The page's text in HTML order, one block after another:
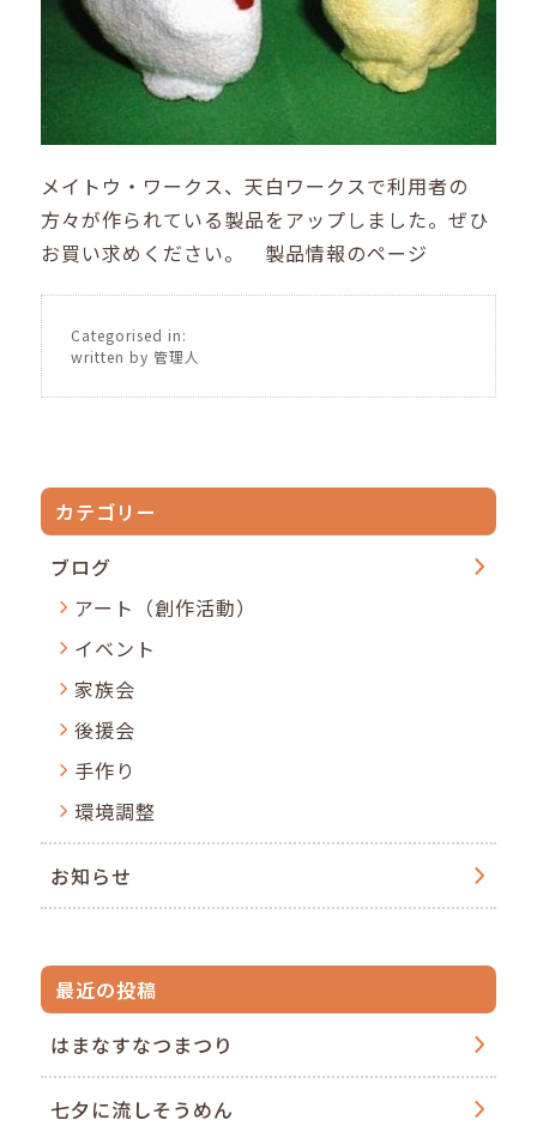
メイトウ・ワークス、天白ワークスで利用者の
方々が作られている製品をアップしました。ぜひ
お買い求めください。 製品情報のページ
Categorised in:
written by 管理人
カテゴリー
ブログ
アート（創作活動）
イベント
家族会
後援会
手作り
環境調整
お知らせ
最近の投稿
はまなすなつまつり
七夕に流しそうめん